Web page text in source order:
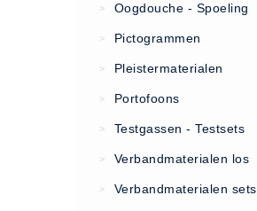
AED apparaten (11)
AED apparaten (11)
AED batterijen (12)
> Oogdouche - Spoeling
> Pictogrammen
> Pleistermaterialen
> Portofoons
> Testgassen - Testsets
> Verbandmaterialen los
> Verbandmaterialen sets